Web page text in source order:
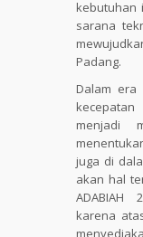
kebutuhan
sarana
Padang.
Dalam era
menjadi
juga di
akan hal
ADABIAH
karena